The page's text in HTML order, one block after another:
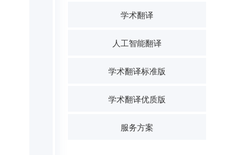
学术翻译
人工智能翻译
学术翻译标准版
学术翻译优质版
服务方案